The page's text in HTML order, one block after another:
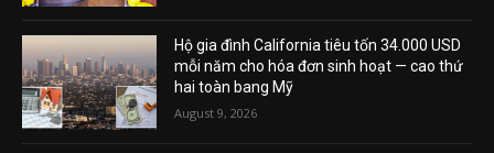
Hộ gia đình California tiêu tốn 34.000 USD
mỗi năm cho hóa đơn sinh hoạt — cao thứ
hai toàn bang Mỹ
August 9, 2026